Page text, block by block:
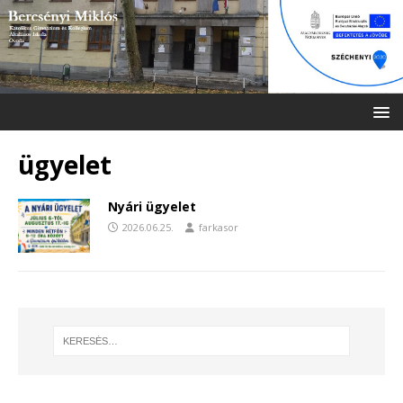
ügyelet
Nyári ügyelet
2026.06.25. farkasor